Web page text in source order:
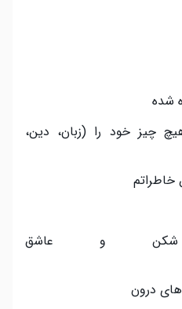
شده
چیز خود را (زبان، دین،
خاطراتم
شکن و عاشق
درون